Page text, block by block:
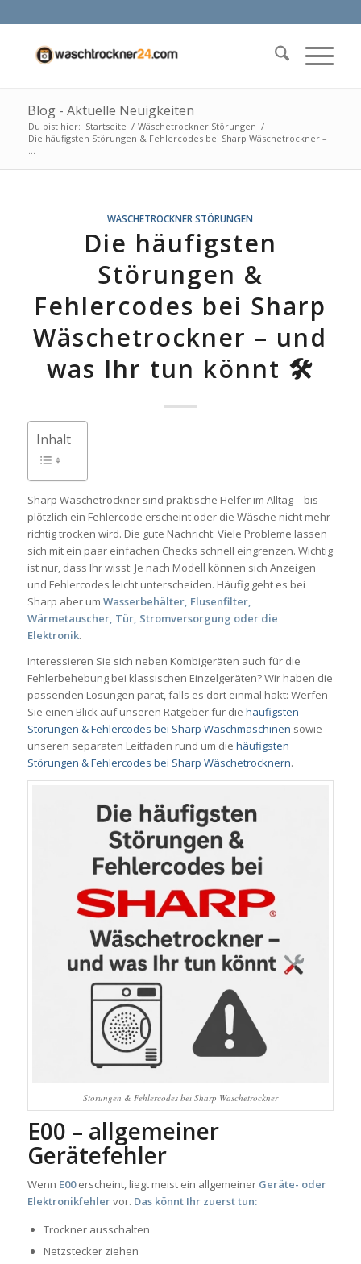
Blog - Aktuelle Neuigkeiten
Du bist hier: Startseite / Wäschetrockner Störungen /
Die häufigsten Störungen & Fehlercodes bei Sharp Wäschetrockner –
...
WÄSCHETROCKNER STÖRUNGEN
Die häufigsten
Störungen &
Fehlercodes bei Sharp
Wäschetrockner – und
was Ihr tun könnt 🛠️
Inhalt
Sharp Wäschetrockner sind praktische Helfer im Alltag – bis
plötzlich ein Fehlercode erscheint oder die Wäsche nicht mehr
richtig trocken wird. Die gute Nachricht: Viele Probleme lassen
sich mit ein paar einfachen Checks schnell eingrenzen. Wichtig
ist nur, dass Ihr wisst: Je nach Modell können sich Anzeigen
und Fehlercodes leicht unterscheiden. Häufig geht es bei
Sharp aber um Wasserbehälter, Flusenfilter,
Wärmetauscher, Tür, Stromversorgung oder die
Elektronik.
Interessieren Sie sich neben Kombigeräten auch für die
Fehlerbehebung bei klassischen Einzelgeräten? Wir haben die
passenden Lösungen parat, falls es dort einmal hakt: Werfen
Sie einen Blick auf unseren Ratgeber für die häufigsten
Störungen & Fehlercodes bei Sharp Waschmaschinen sowie
unseren separaten Leitfaden rund um die häufigsten
Störungen & Fehlercodes bei Sharp Wäschetrocknern.
Störungen & Fehlercodes bei Sharp Wäschetrockner
E00 – allgemeiner
Gerätefehler
Wenn E00erscheint, liegt meist ein allgemeiner Geräte- oder
Elektronikfehlervor. Das könnt Ihr zuerst tun:
Trockner ausschalten
Netzstecker ziehen